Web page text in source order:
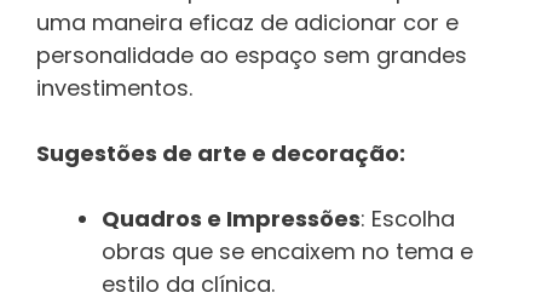
uma maneira eficaz de adicionar cor e
personalidade ao espaço sem grandes
investimentos.
Sugestões de arte e decoração:
Quadros e Impressões: Escolha
obras que se encaixem no tema e
estilo da clínica.